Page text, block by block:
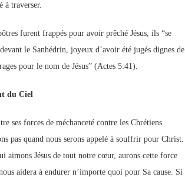
à traverser.
furent frappés pour avoir prêché Jésus, ils “se
le Sanhédrin, joyeux d’avoir été jugés dignes de
pour le nom de Jésus” (Actes 5:41).
du Ciel
ses forces de méchanceté contre les Chrétiens.
pas quand nous serons appelé à souffrir pour Christ.
aimons Jésus de tout notre cœur, aurons cette force
aidera à endurer n’importe quoi pour Sa cause. Si